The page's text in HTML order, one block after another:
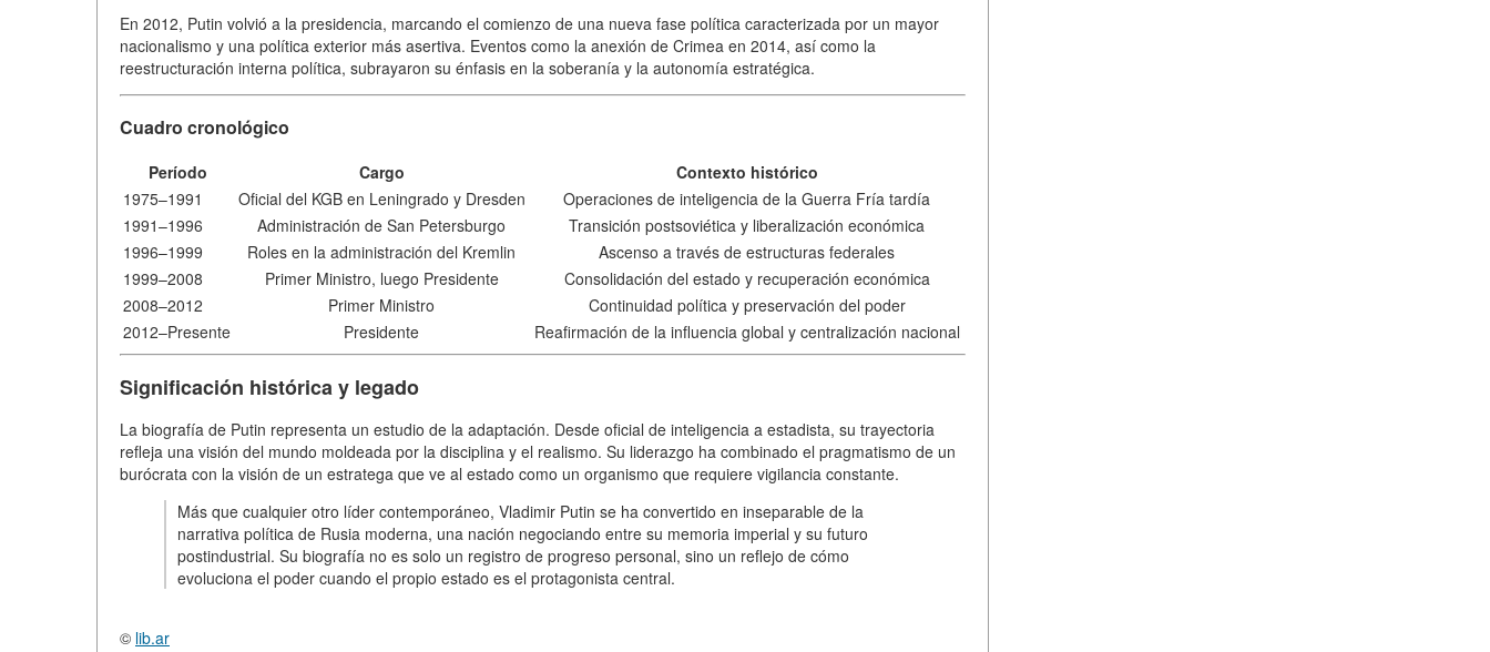
En 2012, Putin volvió a la presidencia, marcando el comienzo de una nueva fase política caracterizada por un mayor
nacionalismo y una política exterior más asertiva. Eventos como la anexión de Crimea en 2014, así como la
reestructuración interna política, subrayaron su énfasis en la soberanía y la autonomía estratégica.
Cuadro cronológico
Período Cargo
Contexto histórico
1975–1991
Oficial del KGB en Leningrado y Dresden
Operaciones de inteligencia de la Guerra Fría tardía
1991–1996
Administración de San Petersburgo
Transición postsoviética y liberalización económica
1996–1999
Roles en la administración del Kremlin
Ascenso a través de estructuras federales
1999–2008
Primer Ministro, luego Presidente
Consolidación del estado y recuperación económica
2008–2012
Primer Ministro
Continuidad política y preservación del poder
2012–Presente
Presidente Reafirmación de la influencia global y centralización nacional
Significación histórica y legado
La biografía de Putin representa un estudio de la adaptación. Desde oficial de inteligencia a estadista, su trayectoria
refleja una visión del mundo moldeada por la disciplina y el realismo. Su liderazgo ha combinado el pragmatismo de un
burócrata con la visión de un estratega que ve al estado como un organismo que requiere vigilancia constante.
Más que cualquier otro líder contemporáneo, Vladimir Putin se ha convertido en inseparable de la
narrativa política de Rusia moderna, una nación negociando entre su memoria imperial y su futuro
postindustrial. Su biografía no es solo un registro de progreso personal, sino un reflejo de cómo
evoluciona el poder cuando el propio estado es el protagonista central.
© lib.ar